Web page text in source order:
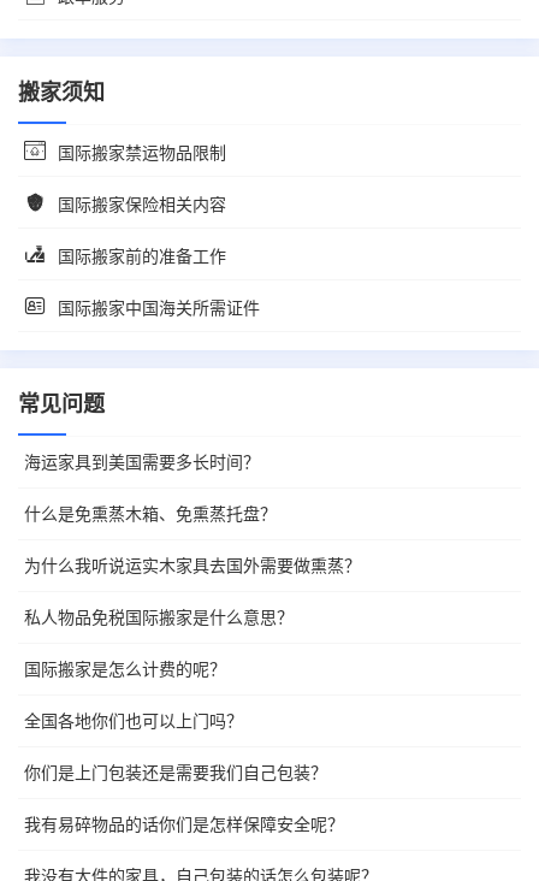
搬家须知
国际搬家禁运物品限制
国际搬家保险相关内容
国际搬家前的准备工作
国际搬家中国海关所需证件
常见问题
海运家具到美国需要多长时间？
什么是免熏蒸木箱、免熏蒸托盘？
为什么我听说运实木家具去国外需要做熏蒸？
私人物品免税国际搬家是什么意思？
国际搬家是怎么计费的呢？
全国各地你们也可以上门吗？
你们是上门包装还是需要我们自己包装？
我有易碎物品的话你们是怎样保障安全呢？
我没有大件的家具，自己包装的话怎么包装呢？